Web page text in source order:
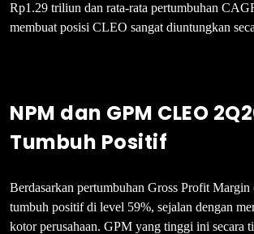
Rp1.29 triliun dan rata-rata pertumbuhan
membuat posisi CLEO sangat diuntungkan
NPM dan GPM CLEO
Tumbuh Positif
Berdasarkan pertumbuhan Gross Profit
tumbuh positif di level 59%, sejalan dengan
kotor perusahaan. GPM yang tinggi ini secara